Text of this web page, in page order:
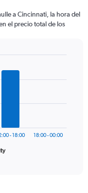
a Cincinnati, la hora del
el precio total de los
- 18:00 18:00 - 00:00